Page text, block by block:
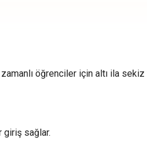
öğrenciler için altı ila sekiz
sağlar.